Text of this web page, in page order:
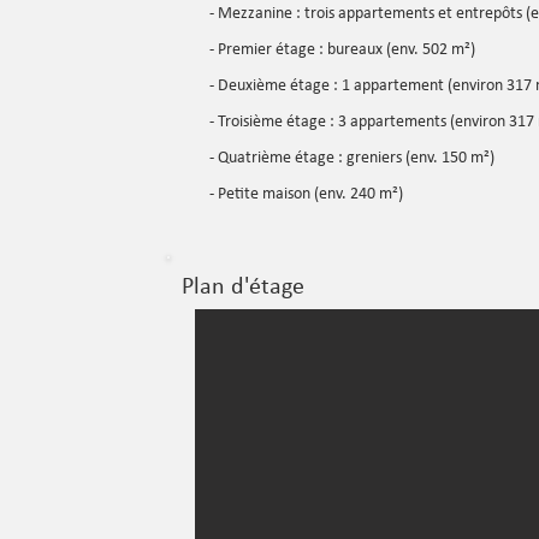
- Mezzanine : trois appartements et entrepôts
- Premier étage : bureaux (env. 502 m²)
- Deuxième étage : 1 appartement (environ 317
- Troisième étage : 3 appartements (environ 317
- Quatrième étage : greniers (env. 150 m²)
- Petite maison (env. 240 m²)
Plan d'étage